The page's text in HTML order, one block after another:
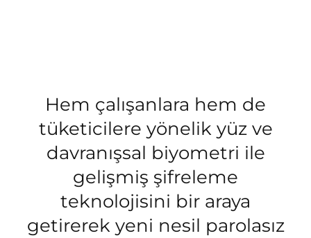
Hem çalışanlara hem de
tüketicilere yönelik yüz ve
davranışsal biyometri ile
gelişmiş şifreleme
teknolojisini bir araya
getirerek yeni nesil parolasız